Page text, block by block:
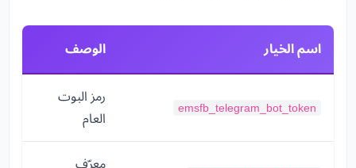
اسم الخيار الوصف
emsfb_telegram_bot_token
رمز البوت
العام
معرّف